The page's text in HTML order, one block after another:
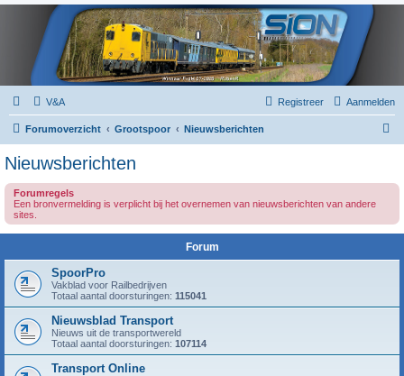
V&A Aanmelden
Registreer
Forumoverzicht Grootspoor Nieuwsberichten
Nieuwsberichten
Forumregels
Een bronvermelding is verplicht bij het overnemen van nieuwsberichten van andere
sites.
Forum
SpoorPro
Vakblad voor Railbedrijven
Totaal aantal doorsturingen: 115041
Nieuwsblad Transport
Nieuws uit de transportwereld
Totaal aantal doorsturingen: 107114
Transport Online